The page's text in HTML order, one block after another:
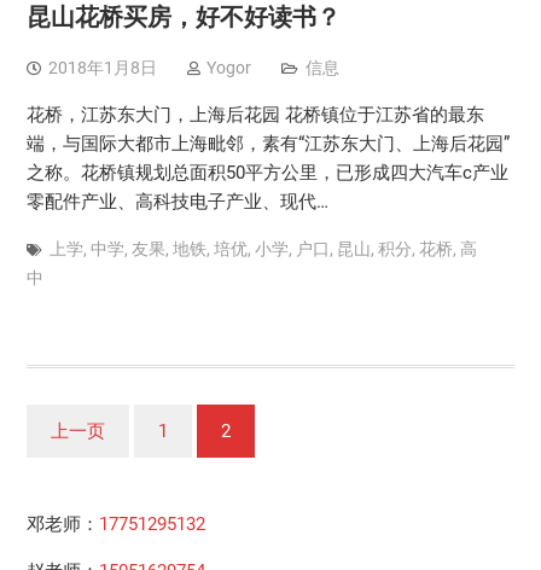
昆山花桥买房，好不好读书？
2018年1月8日 Yogor 信息
花桥，江苏东大门，上海后花园 花桥镇位于江苏省的最东
端，与国际大都市上海毗邻，素有“江苏东大门、上海后花园”
之称。花桥镇规划总面积50平方公里，已形成四大汽车c产业
零配件产业、高科技电子产业、现代…
上学, 中学, 友果, 地铁, 培优, 小学, 户口, 昆山, 积分, 花桥, 高
中
页
上一页 1 2
邓老师： 17751295132